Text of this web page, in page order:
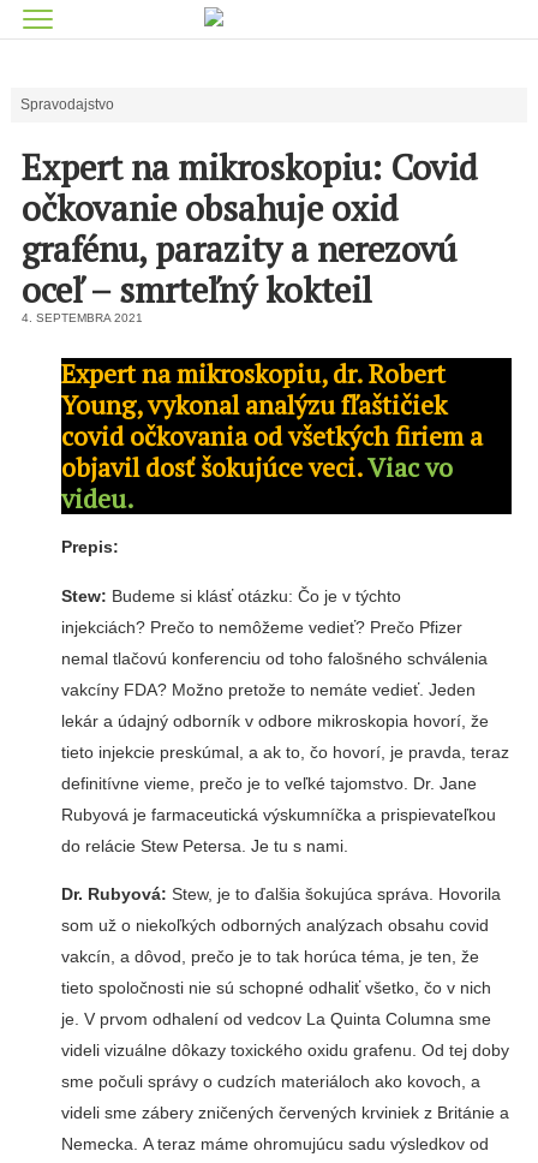
Spravodajstvo
Expert na mikroskopiu: Covid
očkovanie obsahuje oxid
grafénu, parazity a nerezovú
oceľ – smrteľný kokteil
4. SEPTEMBRA 2021
Expert na mikroskopiu, dr. Robert
Young, vykonal analýzu fľaštičiek
covid očkovania od všetkých firiem a
objavil dosť šokujúce veci.Viac vo
videu.
Prepis:
Stew: Budeme si klásť otázku: Čo je v týchto
injekciách? Prečo to nemôžeme vedieť? Prečo Pfizer
nemal tlačovú konferenciu od toho falošného schválenia
vakcíny FDA? Možno pretože to nemáte vedieť. Jeden
lekár a údajný odborník v odbore mikroskopia hovorí, že
tieto injekcie preskúmal, a ak to, čo hovorí, je pravda, teraz
definitívne vieme, prečo je to veľké tajomstvo. Dr. Jane
Rubyová je farmaceutická výskumníčka a prispievateľkou
do relácie Stew Petersa. Je tu s nami.
Dr. Rubyová: Stew, je to ďalšia šokujúca správa. Hovorila
som už o niekoľkých odborných analýzach obsahu covid
vakcín, a dôvod, prečo je to tak horúca téma, je ten, že
tieto spoločnosti nie sú schopné odhaliť všetko, čo v nich
je. V prvom odhalení od vedcov La Quinta Columna sme
videli vizuálne dôkazy toxického oxidu grafenu. Od tej doby
sme počuli správy o cudzích materiáloch ako kovoch, a
videli sme zábery zničených červených krviniek z Británie a
Nemecka. A teraz máme ohromujúcu sadu výsledkov od